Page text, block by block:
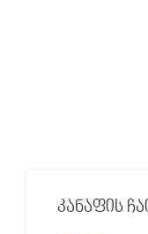
კანაფის